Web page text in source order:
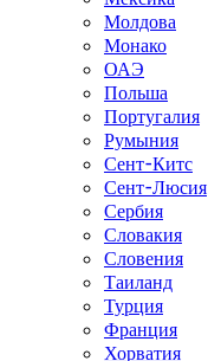
Молдова
Монако
ОАЭ
Польша
Португалия
Румыния
Сент-Китс
Сент-Люсия
Сербия
Словакия
Словения
Таиланд
Турция
Франция
Хорватия